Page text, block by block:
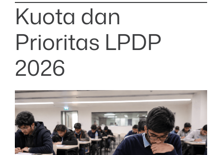
Kuota dan
Prioritas LPDP
2026